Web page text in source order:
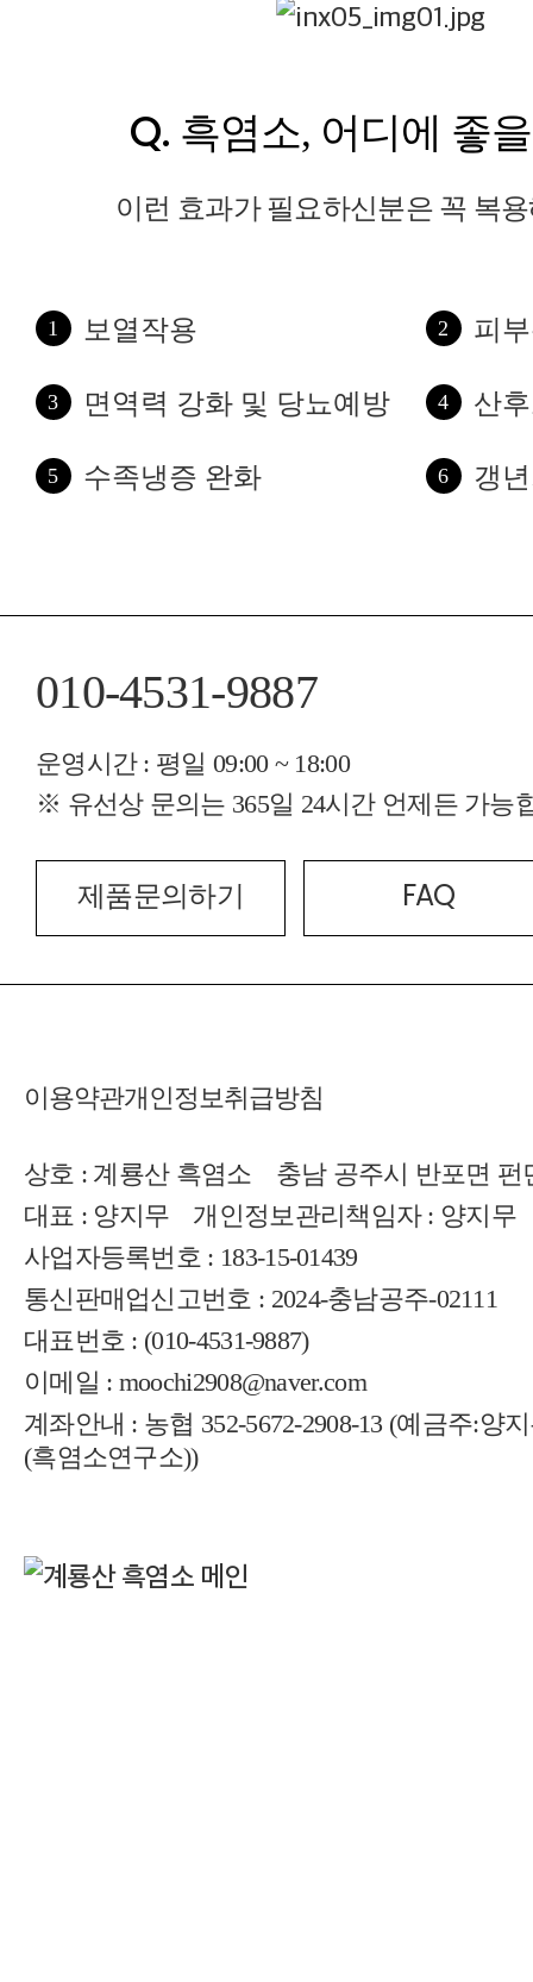
Q. 흑염소, 어디에 좋
이런 효과가 필요하신분은 꼭 복
보열작용 피
면역력 강화 및 당뇨예방 산
수족냉증 완화 갱
010-4531-9887
운영시간 : 평일 09:00 ~ 18:00
※ 유선상 문의는 365일 24시간 언제든 가능
제품문의하기 FAQ
이용약관개인정보취급방침
상호 : 계룡산 흑염소
충남 공주시 반포면 펀
대표 : 양지무
개인정보관리책임자 : 양지무
사업자등록번호 : 183-15-01439
통신판매업신고번호 : 2024-충남공주-02111
대표번호 : (010-4531-9887)
이메일 : moochi2908@naver.com
계좌안내 : 농협 352-5672-2908-13 (예금주:양
(흑염소연구소))